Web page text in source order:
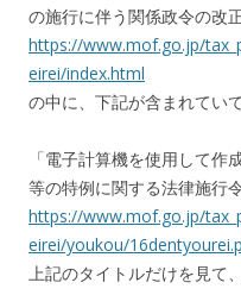
の施行に伴う関係政令の改
https://www.mof.go.jp/
eirei/index.html
の中に、下記が含まれていて
「電子計算機を使用して
等の特例に関する法律施行令
https://www.mof.go.jp/
eirei/youkou/
上記のタイトルだけを見て